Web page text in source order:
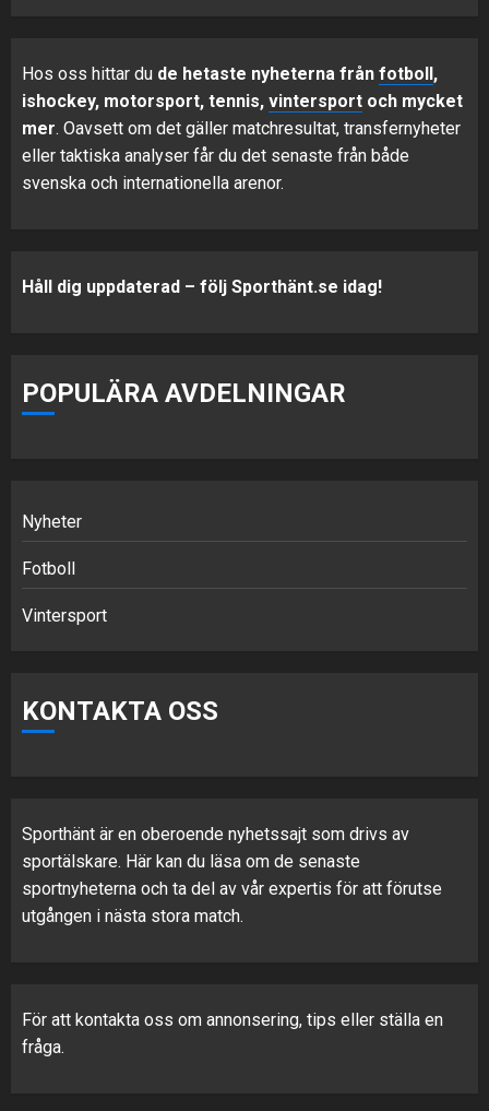
Hos oss hittar du de hetaste nyheterna från fotboll,
ishockey, motorsport, tennis, vintersport och mycket
mer. Oavsett om det gäller matchresultat, transfernyheter
eller taktiska analyser får du det senaste från både
svenska och internationella arenor.
Håll dig uppdaterad – följ Sporthänt.se idag!
POPULÄRA AVDELNINGAR
Nyheter
Fotboll
Vintersport
KONTAKTA OSS
Sporthänt är en oberoende nyhetssajt som drivs av
sportälskare. Här kan du läsa om de senaste
sportnyheterna och ta del av vår expertis för att förutse
utgången i nästa stora match.
För att kontakta oss om annonsering, tips eller ställa en
fråga.